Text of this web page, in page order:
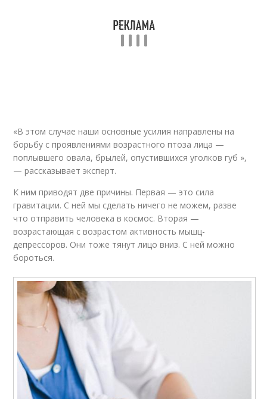
«В этом случае наши основные усилия направлены на
борьбу с проявлениями возрастного птоза лица —
поплывшего овала, брылей, опустившихся уголков губ »,
— рассказывает эксперт.
К ним приводят две причины. Первая — это сила
гравитации. С ней мы сделать ничего не можем, разве
что отправить человека в космос. Вторая —
возрастающая с возрастом активность мышц-
депрессоров. Они тоже тянут лицо вниз. С ней можно
бороться.